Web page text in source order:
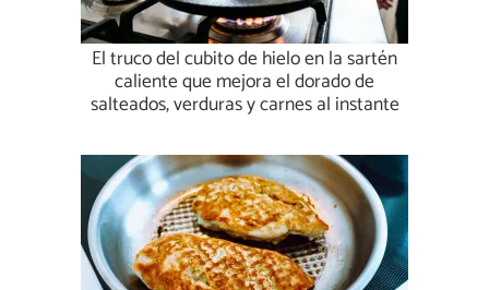
El truco del cubito de hielo en la sartén
caliente que mejora el dorado de
salteados, verduras y carnes al instante